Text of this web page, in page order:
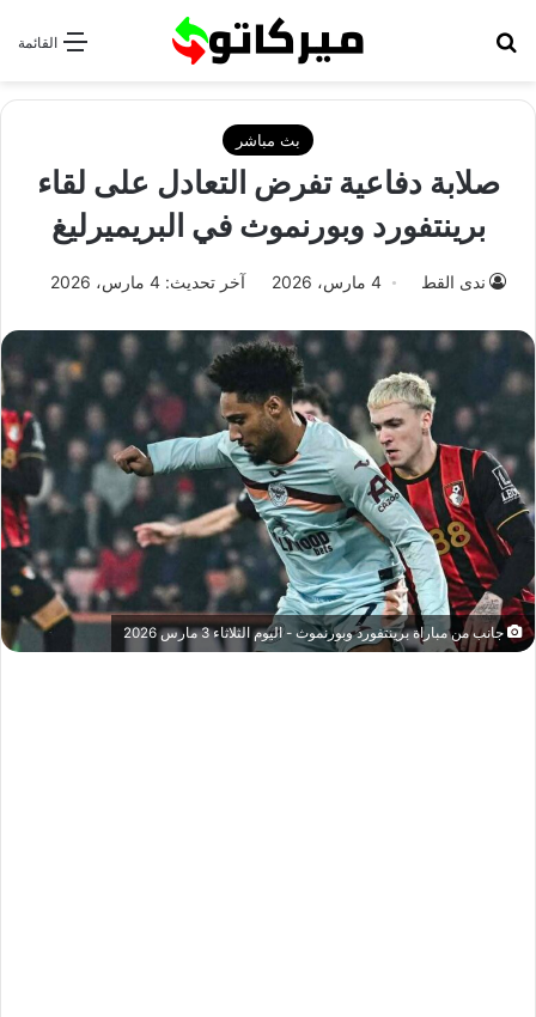
القائمة
بث مباشر
صلابة دفاعية تفرض التعادل على لقاء
برينتفورد وبورنموث في البريميرليغ
ندى القط 4 مارس، 2026 آخر تحديث: 4 مارس، 2026
جانب من مباراة برينتفورد وبورنموث - اليوم الثلاثاء 3 مارس 2026